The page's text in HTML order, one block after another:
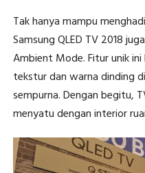
Tak hanya mampu
Samsung QLED TV 2018
Ambient Mode. Fitur unik
tekstur dan warna dinding
sempurna. Dengan begitu,
menyatu dengan interior